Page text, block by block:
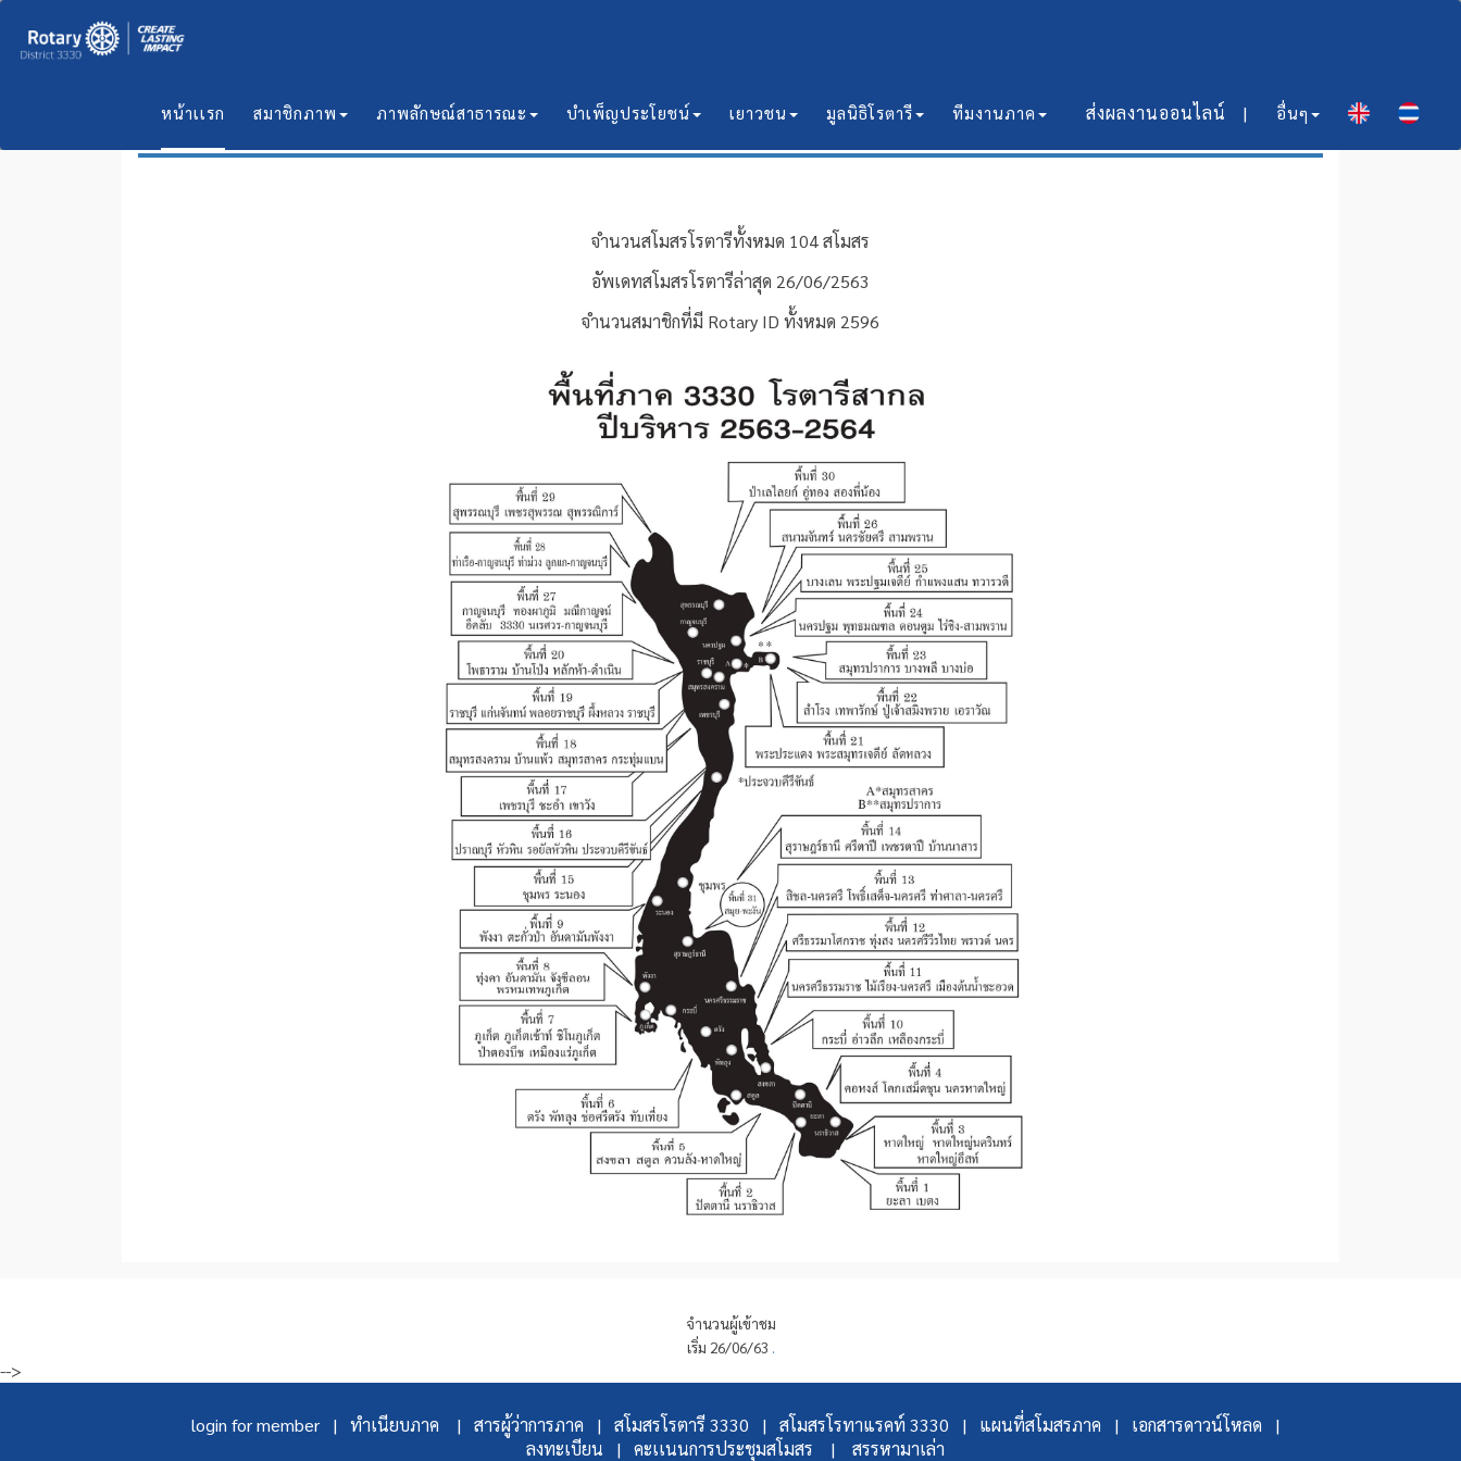
ข้อมูลสโมสรโรตารี ภาค 3330
จำนวนสโมสรโรตารีทั้งหมด 104 สโมสร
อัพเดทสโมสรโรตารีล่าสุด 26/06/2563
จำนวนสมาชิกที่มี Rotary ID ทั้งหมด 2596
จำนวนผู้เข้าชม
เริ่ม 26/06/63 .
-->
หน้าเเรก สมาชิกภาพ ภาพลักษณ์สาธารณะ บำเพ็ญประโยชน์ เยาวชน มูลนิธิโรตารี ทีมงานภาค ส่งผลงานออนไลน์​ | อื่นๆ
login for member | ทำเนียบภาค | สารผู้ว่าการภาค | สโมสรโรตารี 3330 | สโมสรโรทาแรคท์ 3330 | แผนที่สโมสรภาค |
เอกสารดาวน์โหลด |
ลงทะเบียน |
คะเเนนการประชุมสโมสร | สรรหามาเล่า